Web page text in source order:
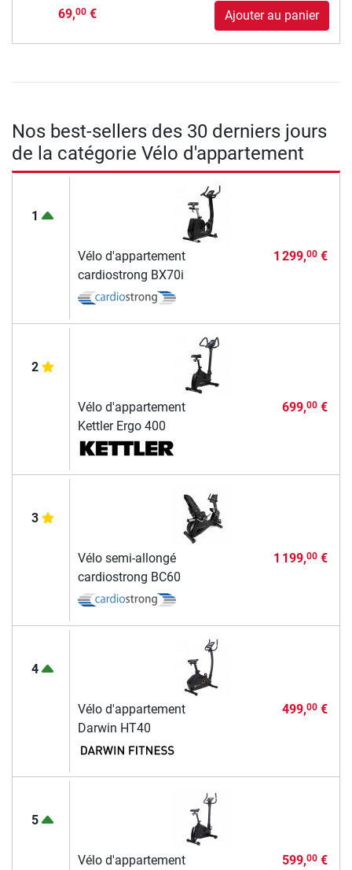
69,00€ Ajouter au panier
Nos best-sellers des 30 derniers jours
de la catégorie Vélo d'appartement
1
Vélo d'appartement
cardiostrong BX70i
1 299,00€
2
Vélo d'appartement
Kettler Ergo 400
699,00€
3
Vélo semi-allongé
cardiostrong BC60
1 199,00€
4
Vélo d'appartement
Darwin HT40
499,00€
5
Vélo d'appartement
599,00€